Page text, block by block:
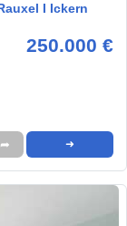
I Ickern
250.000 €
➦ ➜